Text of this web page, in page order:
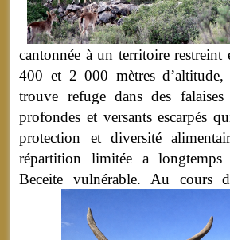
cantonnée à un territoire restreint
400 et 2 000 mètres d’altitude,
trouve refuge dans des falaises
profondes et versants escarpés
protection et diversité
répartition limitée a
Beceite vulnérable.Au cours